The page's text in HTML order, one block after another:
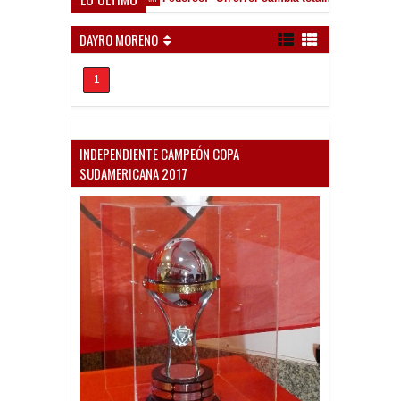
DAYRO MORENO
1
INDEPENDIENTE CAMPEÓN COPA
SUDAMERICANA 2017